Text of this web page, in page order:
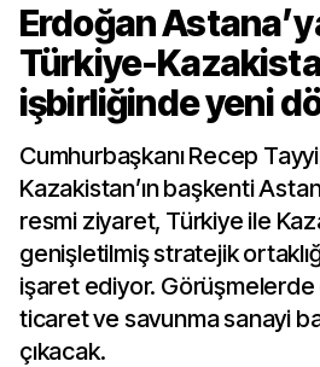
Erdoğan
Türkiye-
işbirliğinde yeni
Cumhurbaşkanı Recep
Kazakistan’ın başkenti
resmi ziyaret, Türkiye ile
genişletilmiş stratejik
işaret ediyor. Görüşmelerde
ticaret ve savunma sanayi
çıkacak.